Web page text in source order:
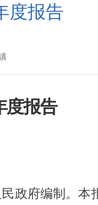
度报告
度报告
政府编制。本